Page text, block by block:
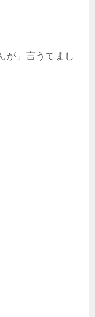
が」言うてまし